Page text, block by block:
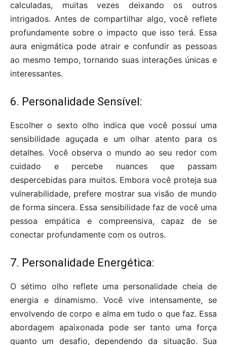
calculadas, muitas vezes deixando os outros
intrigados. Antes de compartilhar algo, você reflete
profundamente sobre o impacto que isso terá. Essa
aura enigmática pode atrair e confundir as pessoas
ao mesmo tempo, tornando suas interações únicas e
interessantes.
6. Personalidade Sensível:
Escolher o sexto olho indica que você possui uma
sensibilidade aguçada e um olhar atento para os
detalhes. Você observa o mundo ao seu redor com
cuidado e percebe nuances que passam
despercebidas para muitos. Embora você proteja sua
vulnerabilidade, prefere mostrar sua visão de mundo
de forma sincera. Essa sensibilidade faz de você uma
pessoa empática e compreensiva, capaz de se
conectar profundamente com os outros.
7. Personalidade Energética:
O sétimo olho reflete uma personalidade cheia de
energia e dinamismo. Você vive intensamente, se
envolvendo de corpo e alma em tudo o que faz. Essa
abordagem apaixonada pode ser tanto uma força
quanto um desafio, dependendo da situação. Sua